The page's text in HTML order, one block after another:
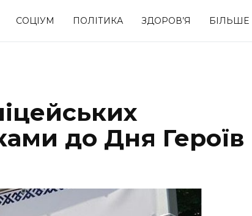
СОЦІУМ ПОЛІТИКА ЗДОРОВ’Я БІЛЬШЕ
Спорт
до Дня Героїв